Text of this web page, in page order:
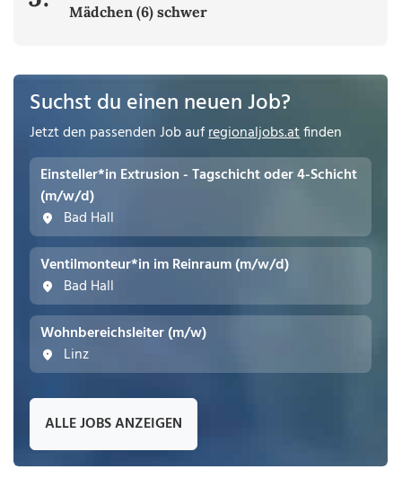
Mädchen (6) schwer
Suchst du einen neuen Job?
Jetzt den passenden Job aufregionaljobs.atfinden
Einsteller*in Extrusion - Tagschicht oder 4-Schicht
(m/w/d)
Bad Hall
Ventilmonteur*in im Reinraum (m/w/d)
Bad Hall
Wohnbereichsleiter (m/w)
Linz
ALLE JOBS ANZEIGEN